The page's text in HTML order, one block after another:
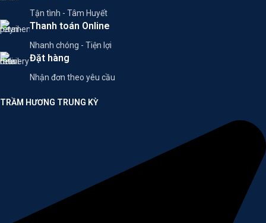
Tận tình - Tâm Huyết
Thanh toán Online
Nhanh chóng - Tiện lợi
Đặt hàng
Nhận đơn theo yêu cầu
TRẦM HƯƠNG TRUNG KỲ